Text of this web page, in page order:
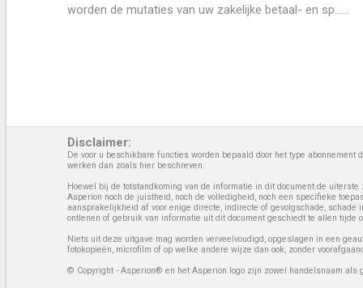
worden de mutaties van uw zakelijke betaal- en sp......
Disclaimer:
De voor u beschikbare functies worden bepaald door het type
werken dan zoals hier beschreven.
Hoewel bij de totstandkoming van de informatie in dit document de
Asperion noch de juistheid, noch de volledigheid, noch een specifieke
aansprakelijkheid af voor enige directe, indirecte of gevolgschade,
ontlenen of gebruik van informatie uit dit document geschiedt te allen tijde
Niets uit deze uitgave mag worden verveelvoudigd, opgeslagen in een
fotokopieën, microfilm of op welke andere wijze dan ook, zonder
© Copyright - Asperion® en het Asperion logo zijn zowel handelsnaam als